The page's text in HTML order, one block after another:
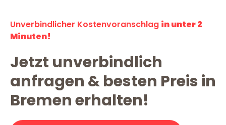
Unverbindlicher Kostenvoranschlag in unter 2
Minuten!
Jetzt unverbindlich
anfragen & besten Preis in
Bremen erhalten!